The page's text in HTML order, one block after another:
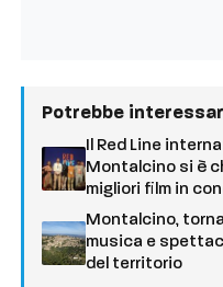
Potrebbe
Il Red Line
Montalcino si è
migliori film in
Montalcino,
musica e
del territorio